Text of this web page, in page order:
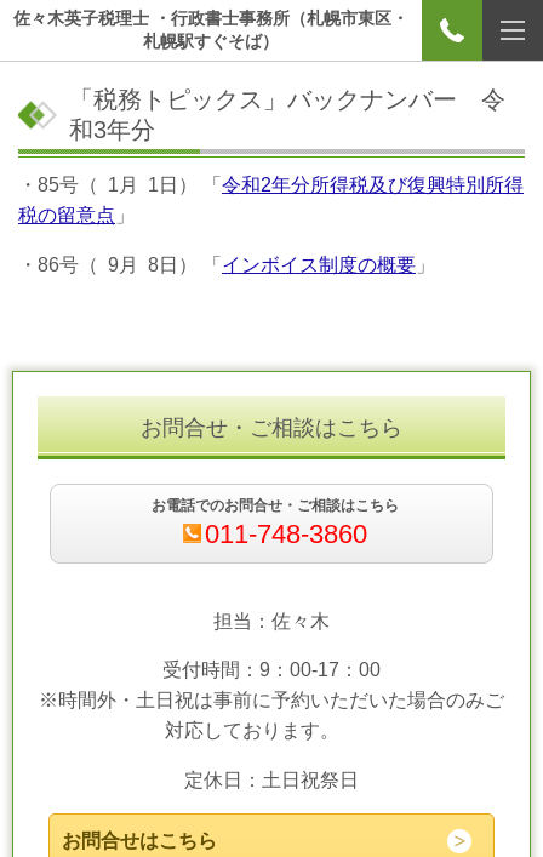
佐々木英子税理士 ・行政書士事務所（札幌市東区・
札幌駅すぐそば）
「税務トピックス」バックナンバー 令
和3年分
・85号（ 1月 1日） 「 令和2年分所得税及び復興特別所得
税の留意点 」
・86号（ 9月 8日） 「 インボイス制度の概要 」
お問合せ・ご相談はこちら
お電話でのお問合せ・ご相談はこちら
011-748-3860
担当：佐々木
受付時間：9：00-17：00
※時間外・土日祝は事前に予約いただいた場合のみご
対応しております。
定休日：土日祝祭日
お問合せはこちら